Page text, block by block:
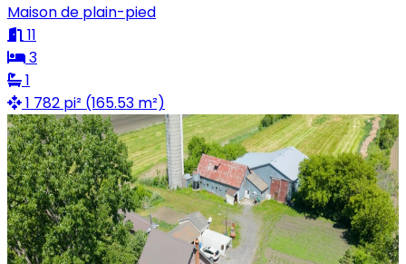
Maison de plain-pied
11
3
1
1 782 pi² (165.53 m²)